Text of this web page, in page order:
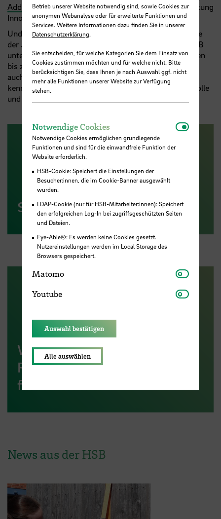
AddInnoderHSBhervorgegangen ist und von der Stiftung
Innovation in der Hochschullehre gefördert wird.
Und dann ist da noch die große Abwechslung: Im Laufe
der Jahrzehnte habe ich in fast allen Fakultäten der HSB
unterrichtet: von Pilot:innen über Physiotherapeut:innen
bis zu Freizeitwissenschaftler:innen. Ich habe dadurch
auch viele unterschiedliche HSB-Kolleg:innen
kennengelernt. Es gibt hier so viele offene, phantasievolle
und hilfsbereite Menschen!
SZHB
Weitere Interviews aus der
Rubrik "Drei Fragen an.."
finden Sie hier
News aus der HSB
Betrieb unserer Website notwendig sind, sowie Cookies zur
anonymen Webanalyse oder für erweiterte Funktionen und
Services. Weitere Informationen dazu finden Sie in unserer
Datenschutzerklärung.
Sie entscheiden, für welche Kategorien Sie dem Einsatz von
Cookies zustimmen möchten und für welche nicht. Bitte
berücksichtigen Sie, dass Ihnen je nach Auswahl ggf. nicht
mehr alle Funktionen unserer Website zur Verfügung
stehen.
Notwendige Cookies
Notwendige Cookies ermöglichen grundlegende
Funktionen und sind für die einwandfreie Funktion der
Website erforderlich.
HSB-Cookie: Speichert die Einstellungen der
Besucher:innen, die im Cookie-Banner ausgewählt
wurden.
LDAP-Cookie (nur für HSB-Mitarbeiter:innen): Speichert
den erfolgreichen Log-In bei zugriffsgeschützten Seiten
und Dateien.
Eye-Able®: Es werden keine Cookies gesetzt.
Nutzereinstellungen werden im Local Storage des
Browsers gespeichert.
Matomo Matomo
Youtube Youtube
Auswahl bestätigen
Alle auswählen